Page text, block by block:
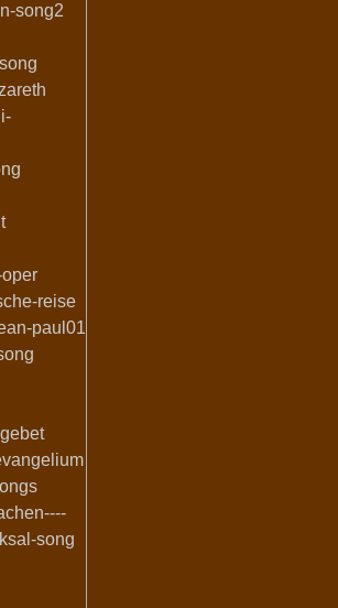
song2
reise
paul01
song